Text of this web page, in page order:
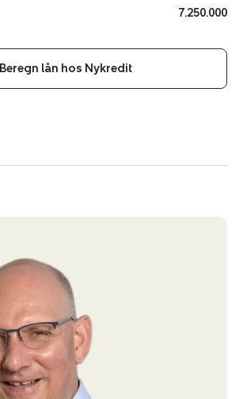
7.250.000
Beregn lån hos Nykredit